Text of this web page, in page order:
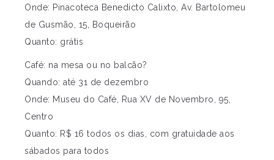
Onde: Pinacoteca Benedicto Calixto, Av. Bartolomeu
de Gusmão, 15, Boqueirão
Quanto: grátis
Café: na mesa ou no balcão?
Quando: até 31 de dezembro
Onde: Museu do Café, Rua XV de Novembro, 95,
Centro
Quanto: R$ 16 todos os dias, com gratuidade aos
sábados para todos